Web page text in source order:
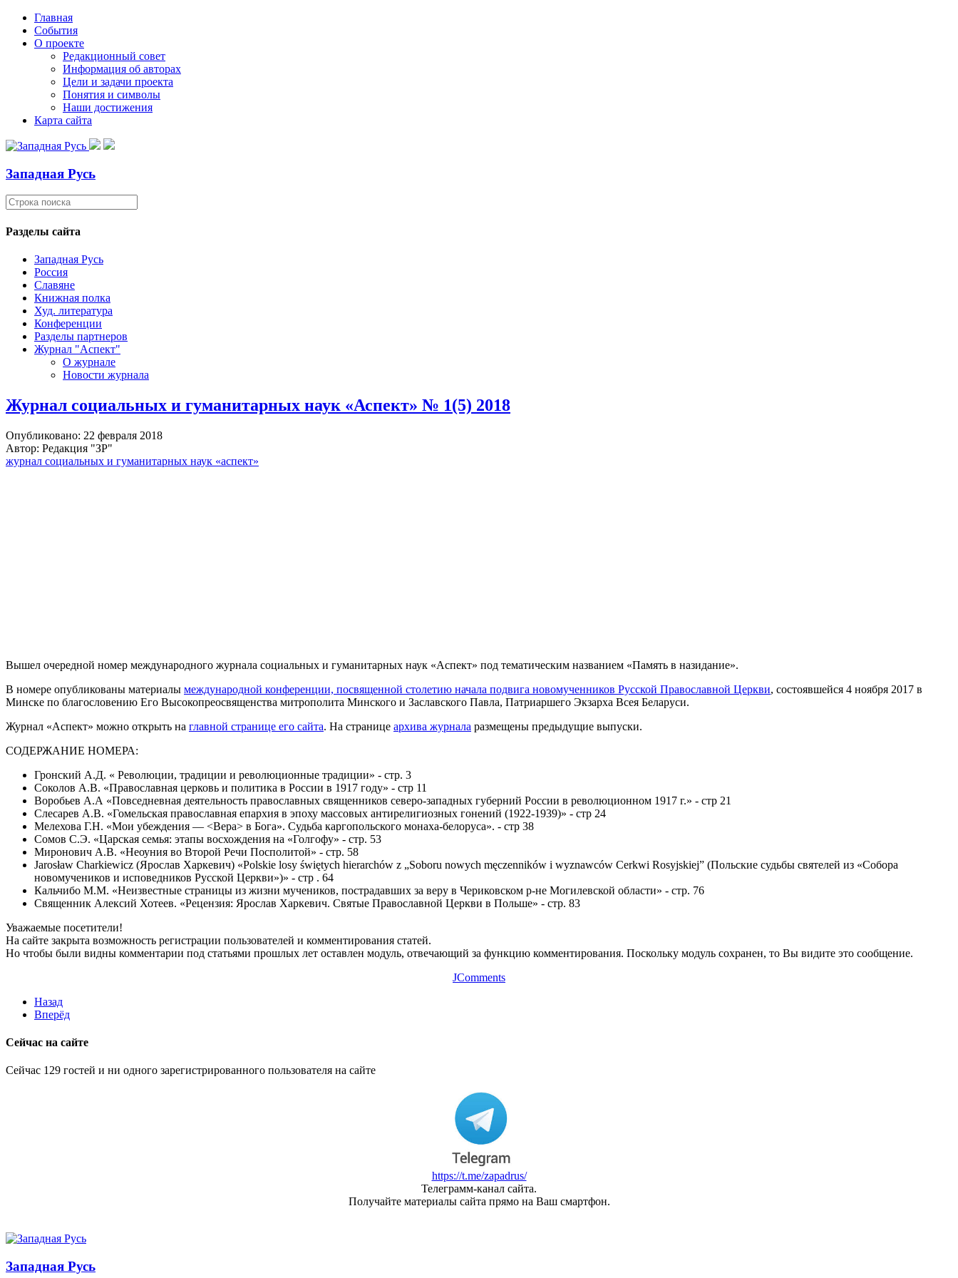
Главная
События
О проекте
Редакционный совет
Информация об авторах
Цели и задачи проекта
Понятия и символы
Наши достижения
Карта сайта
Западная Русь
Разделы сайта
Западная Русь
Россия
Славяне
Книжная полка
Худ. литература
Конференции
Разделы партнеров
Журнал "Аспект"
О журнале
Новости журнала
Журнал социальных и гуманитарных наук «Аспект» № 1(5) 2018
Опубликовано: 22 февраля 2018
Автор: Редакция "ЗР"
журнал социальных и гуманитарных наук «аспект»
Вышел очередной номер международного журнала социальных и гуманитарных наук «Аспект» под тематическим названием «Память в назидание».
В номере опубликованы материалы международной конференции, посвященной столетию начала подвига новомученников Русской Православной Церкви, состоявшейся 4 ноября 2017 в
Минске по благословению Его Высокопреосвященства митрополита Минского и Заславского Павла, Патриаршего Экзарха Всея Беларуси.
Журнал «Аспект» можно открыть на главной странице его сайта. На странице архива журнала размещены предыдущие выпуски.
СОДЕРЖАНИЕ НОМЕРА:
Гронский А.Д. « Революции, традиции и революционные традиции» - стр. 3
Соколов А.В. «Православная церковь и политика в России в 1917 году» - стр 11
Воробьев А.А «Повседневная деятельность православных священников северо-западных губерний России в революционном 1917 г.» - стр 21
Слесарев А.В. «Гомельская православная епархия в эпоху массовых антирелигиозных гонений (1922-1939)» - стр 24
Мелехова Г.Н. «Мои убеждения — <Вера> в Бога». Судьба каргопольского монаха-белоруса». - стр 38
Сомов С.Э. «Царская семья: этапы восхождения на «Голгофу» - стр. 53
Миронович А.В. «Неоуния во Второй Речи Посполитой» - стр. 58
Jarosław Charkiewicz (Ярослав Харкевич) «Polskie losy świętych hierarchów z „Soboru nowych męczenników i wyznawców Cerkwi Rosyjskiej” (Польские судьбы святелей из «Cобора
новомучеников и исповедников Русской Церкви»)» - стр . 64
Кальчибо М.М. «Неизвестные страницы из жизни мучеников, пострадавших за веру в Чериковском р-не Могилевской области» - стр. 76
Священник Алексий Хотеев. «Рецензия: Ярослав Харкевич. Святые Православной Церкви в Польше» - стр. 83
Уважаемые посетители!
На сайте закрыта возможность регистрации пользователей и комментирования статей.
Но чтобы были видны комментарии под статьями прошлых лет оставлен модуль, отвечающий за функцию комментирования. Поскольку модуль сохранен, то Вы видите это сообщение.
JComments
Назад
Вперёд
Сейчас на сайте
Сейчас 129 гостей и ни одного зарегистрированного пользователя на сайте
https://t.me/zapadrus/
Телеграмм-канал сайта.
Получайте материалы сайта прямо на Ваш смартфон.
Западная Русь